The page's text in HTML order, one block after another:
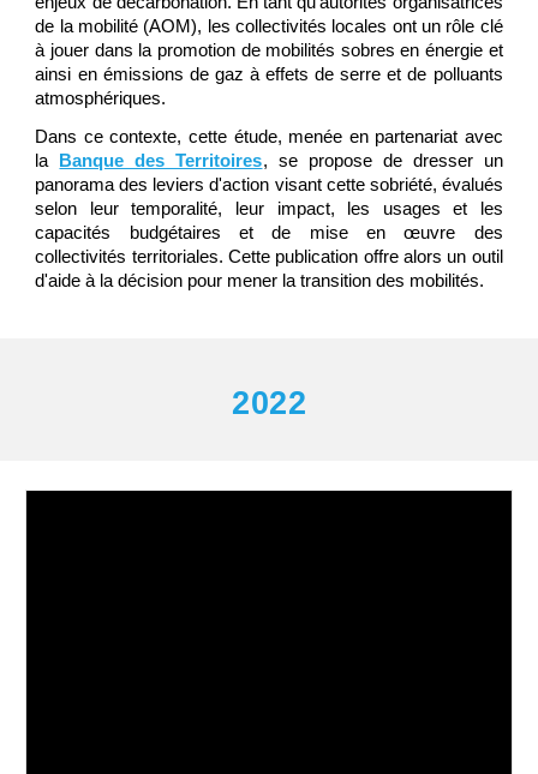
de la mobilité (AOM), les collectivités locales ont un rôle clé
à jouer dans la promotion de mobilités sobres en énergie et
ainsi en émissions de gaz à effets de serre et de polluants
atmosphériques.
Dans ce contexte, cette étude, menée en partenariat avec
la
Banque des Territoires, se propose de dresser un
panorama des leviers d'action visant cette sobriété, évalués
selon leur temporalité, leur impact, les usages et les
capacités budgétaires et de mise en œuvre des
collectivités territoriales. Cette publication offre alors un outil
d'aide à la décision pour mener la transition des mobilités.
2022